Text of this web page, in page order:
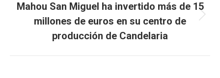
Next
post:
Mahou San Miguel ha invertido más de 15
millones de euros en su centro de
producción de Candelaria